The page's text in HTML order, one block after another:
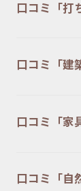
口コミ「打
口コミ「建
口コミ「家
口コミ「自